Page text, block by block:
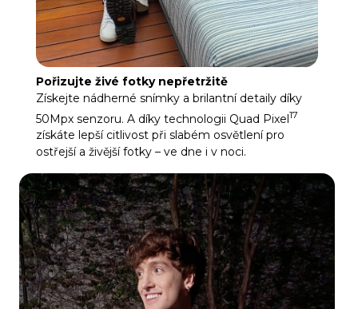
Pořizujte živé fotky nepřetržitě
Získejte nádherné snímky a brilantní detaily díky
50Mpx senzoru. A díky technologii Quad Pixel17
získáte lepší citlivost při slabém osvětlení pro
ostřejší a živější fotky – ve dne i v noci.